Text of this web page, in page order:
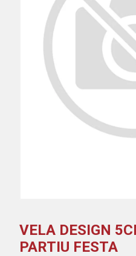
VELA DESIGN
PARTIU FESTA